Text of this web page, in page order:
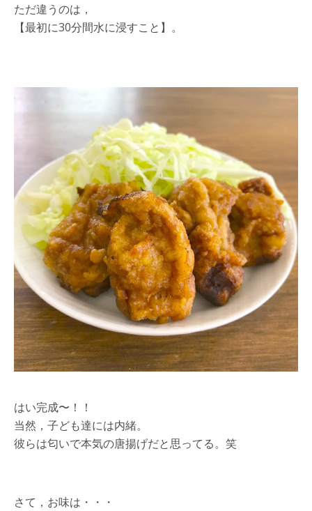
ただ違うのは，
【最初に30分間水に浸すこと】。
はい完成〜！！
当然，子ども達には内緒。
彼らは匂いで本気の唐揚げだと思ってる。笑
さて，お味は・・・